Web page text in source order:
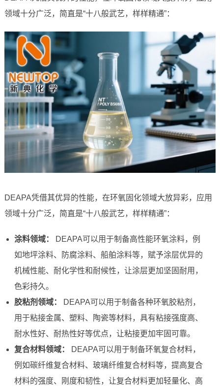
领域十分广泛，简直是“十八般武艺，样样精通”：
DEAPA凭借其优异的性能，在环氧固化领域大放异彩，应用
领域十分广泛，简直是“十八般武艺，样样精通”：
涂料领域：
DEAPA可以用于制备高性能环氧涂料，例
如地坪涂料、防腐涂料、船舶涂料等，赋予涂层优异的
机械性能、耐化学性和耐候性，让涂层更加坚固耐用，
色彩持久。
胶粘剂领域：
DEAPA可以用于制备各种环氧胶粘剂，
用于粘接金属、塑料、陶瓷等材料，具有粘接强度高、
耐水性好、耐热性好等优点，让粘接更加牢固可靠。
复合材料领域：
DEAPA可以用于制备环氧复合材料，
例如碳纤维复合材料、玻璃纤维复合材料等，提高复合
材料的强度、刚度和韧性，让复合材料更加轻量化、高